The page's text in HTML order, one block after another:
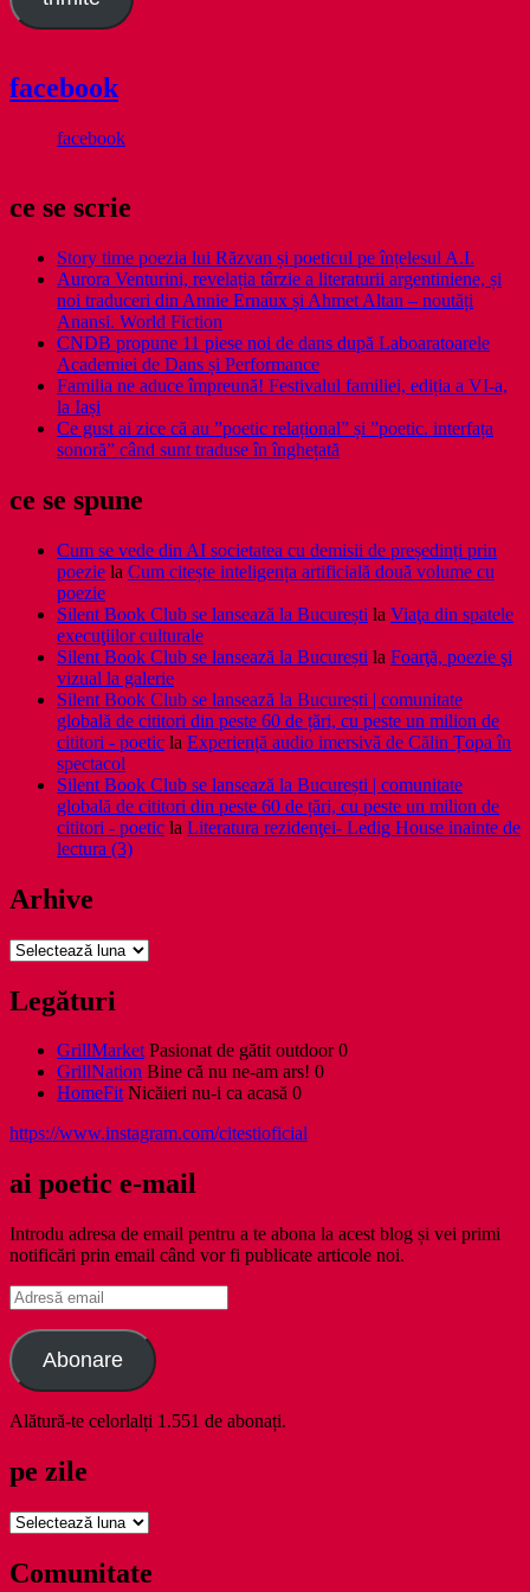
facebook
facebook
ce se scrie
Story time poezia lui Răzvan și poeticul pe înțelesul A.I.
Aurora Venturini, revelația târzie a literaturii argentiniene, și
noi traduceri din Annie Ernaux și Ahmet Altan – noutăți
Anansi. World Fiction
CNDB propune 11 piese noi de dans după Laboaratoarele
Academiei de Dans și Performance
Familia ne aduce împreună! Festivalul familiei, ediția a VI-a,
la Iași
Ce gust ai zice că au ”poetic relațional” și ”poetic. interfața
sonoră” când sunt traduse în înghețată
ce se spune
Cum se vede din AI societatea cu demisii de președinți prin
poezie la Cum citește inteligența artificială două volume cu
poezie
Silent Book Club se lansează la București la Viaţa din spatele
execuţiilor culturale
Silent Book Club se lansează la București la Foarţă, poezie şi
vizual la galerie
Silent Book Club se lansează la București | comunitate
globală de cititori din peste 60 de țări, cu peste un milion de
cititori - poetic la Experiență audio imersivă de Călin Țopa în
spectacol
Silent Book Club se lansează la București | comunitate
globală de cititori din peste 60 de țări, cu peste un milion de
cititori - poetic la Literatura rezidenţei- Ledig House inainte de
lectura (3)
Arhive
Arhive
Legături
GrillMarketPasionat de gătit outdoor 0
GrillNation Bine că nu ne-am ars! 0
HomeFitNicăieri nu-i ca acasă 0
https://www.instagram.com/citestioficial
ai poetic e-mail
Introdu adresa de email pentru a te abona la acest blog și vei primi
notificări prin email când vor fi publicate articole noi.
Adresă
email
Abonare
Alătură-te celorlalți 1.551 de abonați.
pe zile
pe
Comunitate